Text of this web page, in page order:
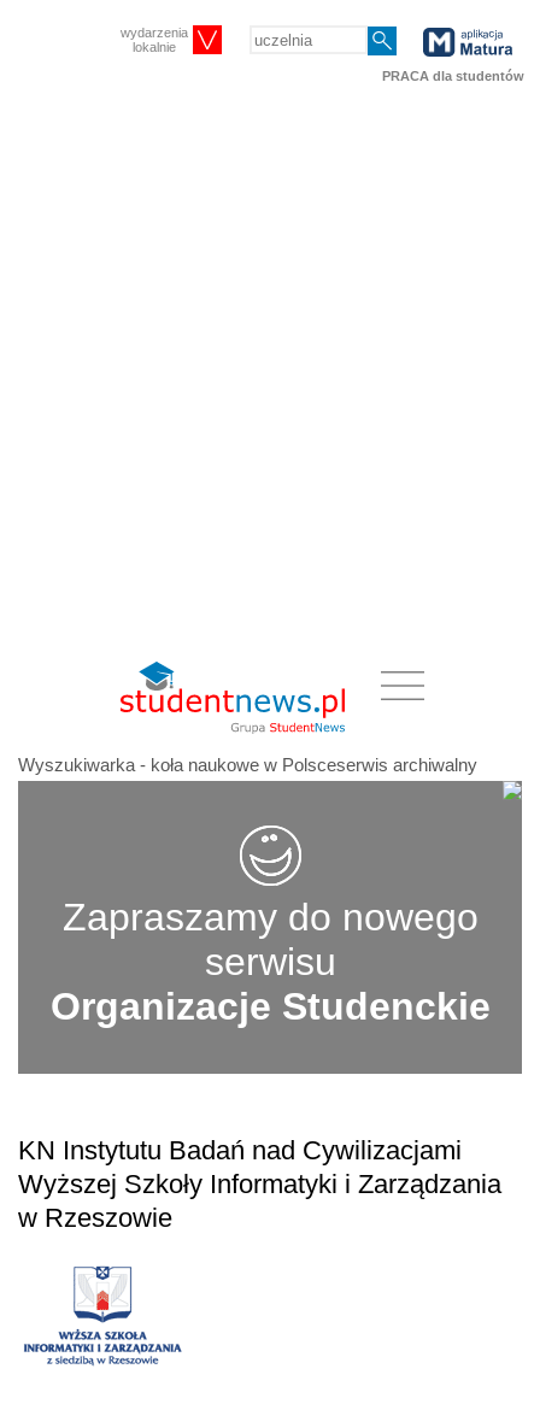
wydarzenia
lokalnie
PRACA dla studentów
Wyszukiwarka - koła naukowe w Polsceserwis archiwalny
Zapraszamy do nowego
serwisu
Organizacje Studenckie
KN Instytutu Badań nad Cywilizacjami
Wyższej Szkoły Informatyki i Zarządzania
w Rzeszowie